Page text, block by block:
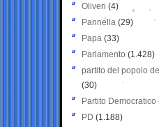
Oliveri (4)
Pannella (29)
Papa (33)
Parlamento (1.428)
partito del popolo
(30)
Partito Democratico
PD (1.188)